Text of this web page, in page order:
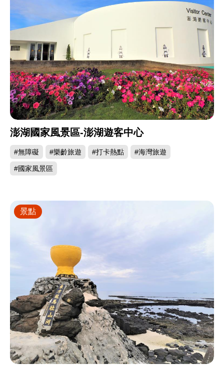
澎湖國家風景區-澎湖遊客中心
#無障礙 #樂齡旅遊 #打卡熱點 #海灣旅遊
#國家風景區
景點